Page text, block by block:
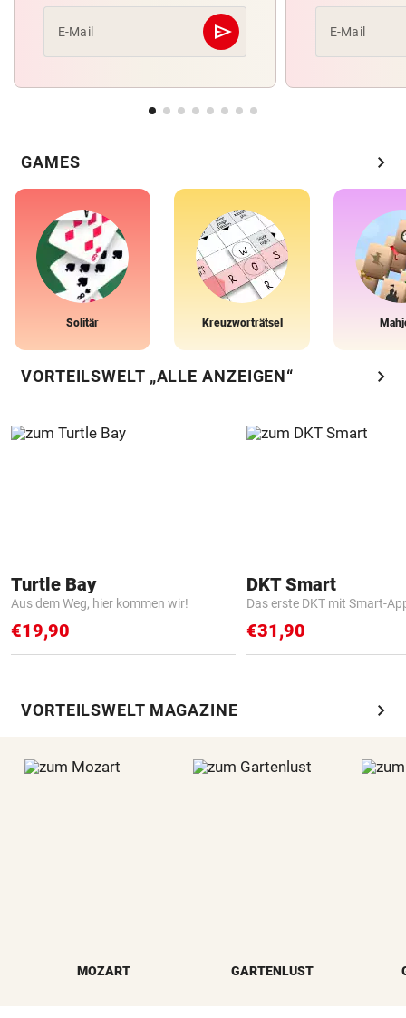
E-Mail send
Abschicken E-Mail
GAMES chevron_right
Solitär Kreuzworträtsel
VORTEILSWELT „ALLE ANZEIGEN“ chevron_right
Turtle Bay
Aus dem Weg, hier kommen wir!
€19,90
DKT Smart
Das erste DKT mit Smart-
€31,90
VORTEILSWELT MAGAZINE chevron_right
MOZART GARTENLUST